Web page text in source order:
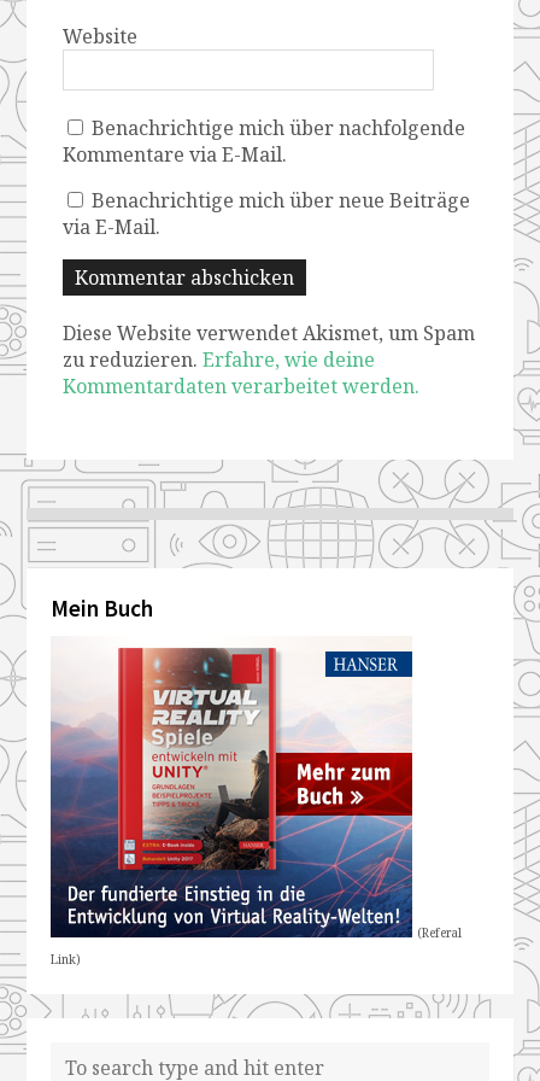
Website
Benachrichtige mich über nachfolgende
Kommentare via E-Mail.
Benachrichtige mich über neue Beiträge
via E-Mail.
Diese Website verwendet Akismet, um Spam
zu reduzieren.Erfahre, wie deine
Kommentardaten verarbeitet werden.
Mein Buch
(Referal
Link)